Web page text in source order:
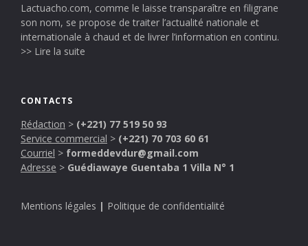
Lactuacho.com, comme le laisse transparaître en filigrane
son nom, se propose de traiter l’actualité nationale et
internationale à chaud et de livrer l’information en continu.
>> Lire la suite
CONTACTS
Rédaction > (+221) 77 519 50 93
Service commercial > (+221) 70 703 60 61
Courriel > formeddevdur@gmail.com
Adresse > Guédiawaye Guentaba 1 Villa N° 1
Mentions légales | Politique de confidentialité